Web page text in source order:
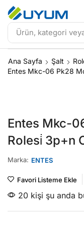
Ürün, kategori
Ana Sayfa Şalt
Entes Mkc-06 Pk28
Entes Mkc-
Rolesi̇ 3p+n
Marka: ENTES
Favori Listeme Ekle
20 kişi şu anda